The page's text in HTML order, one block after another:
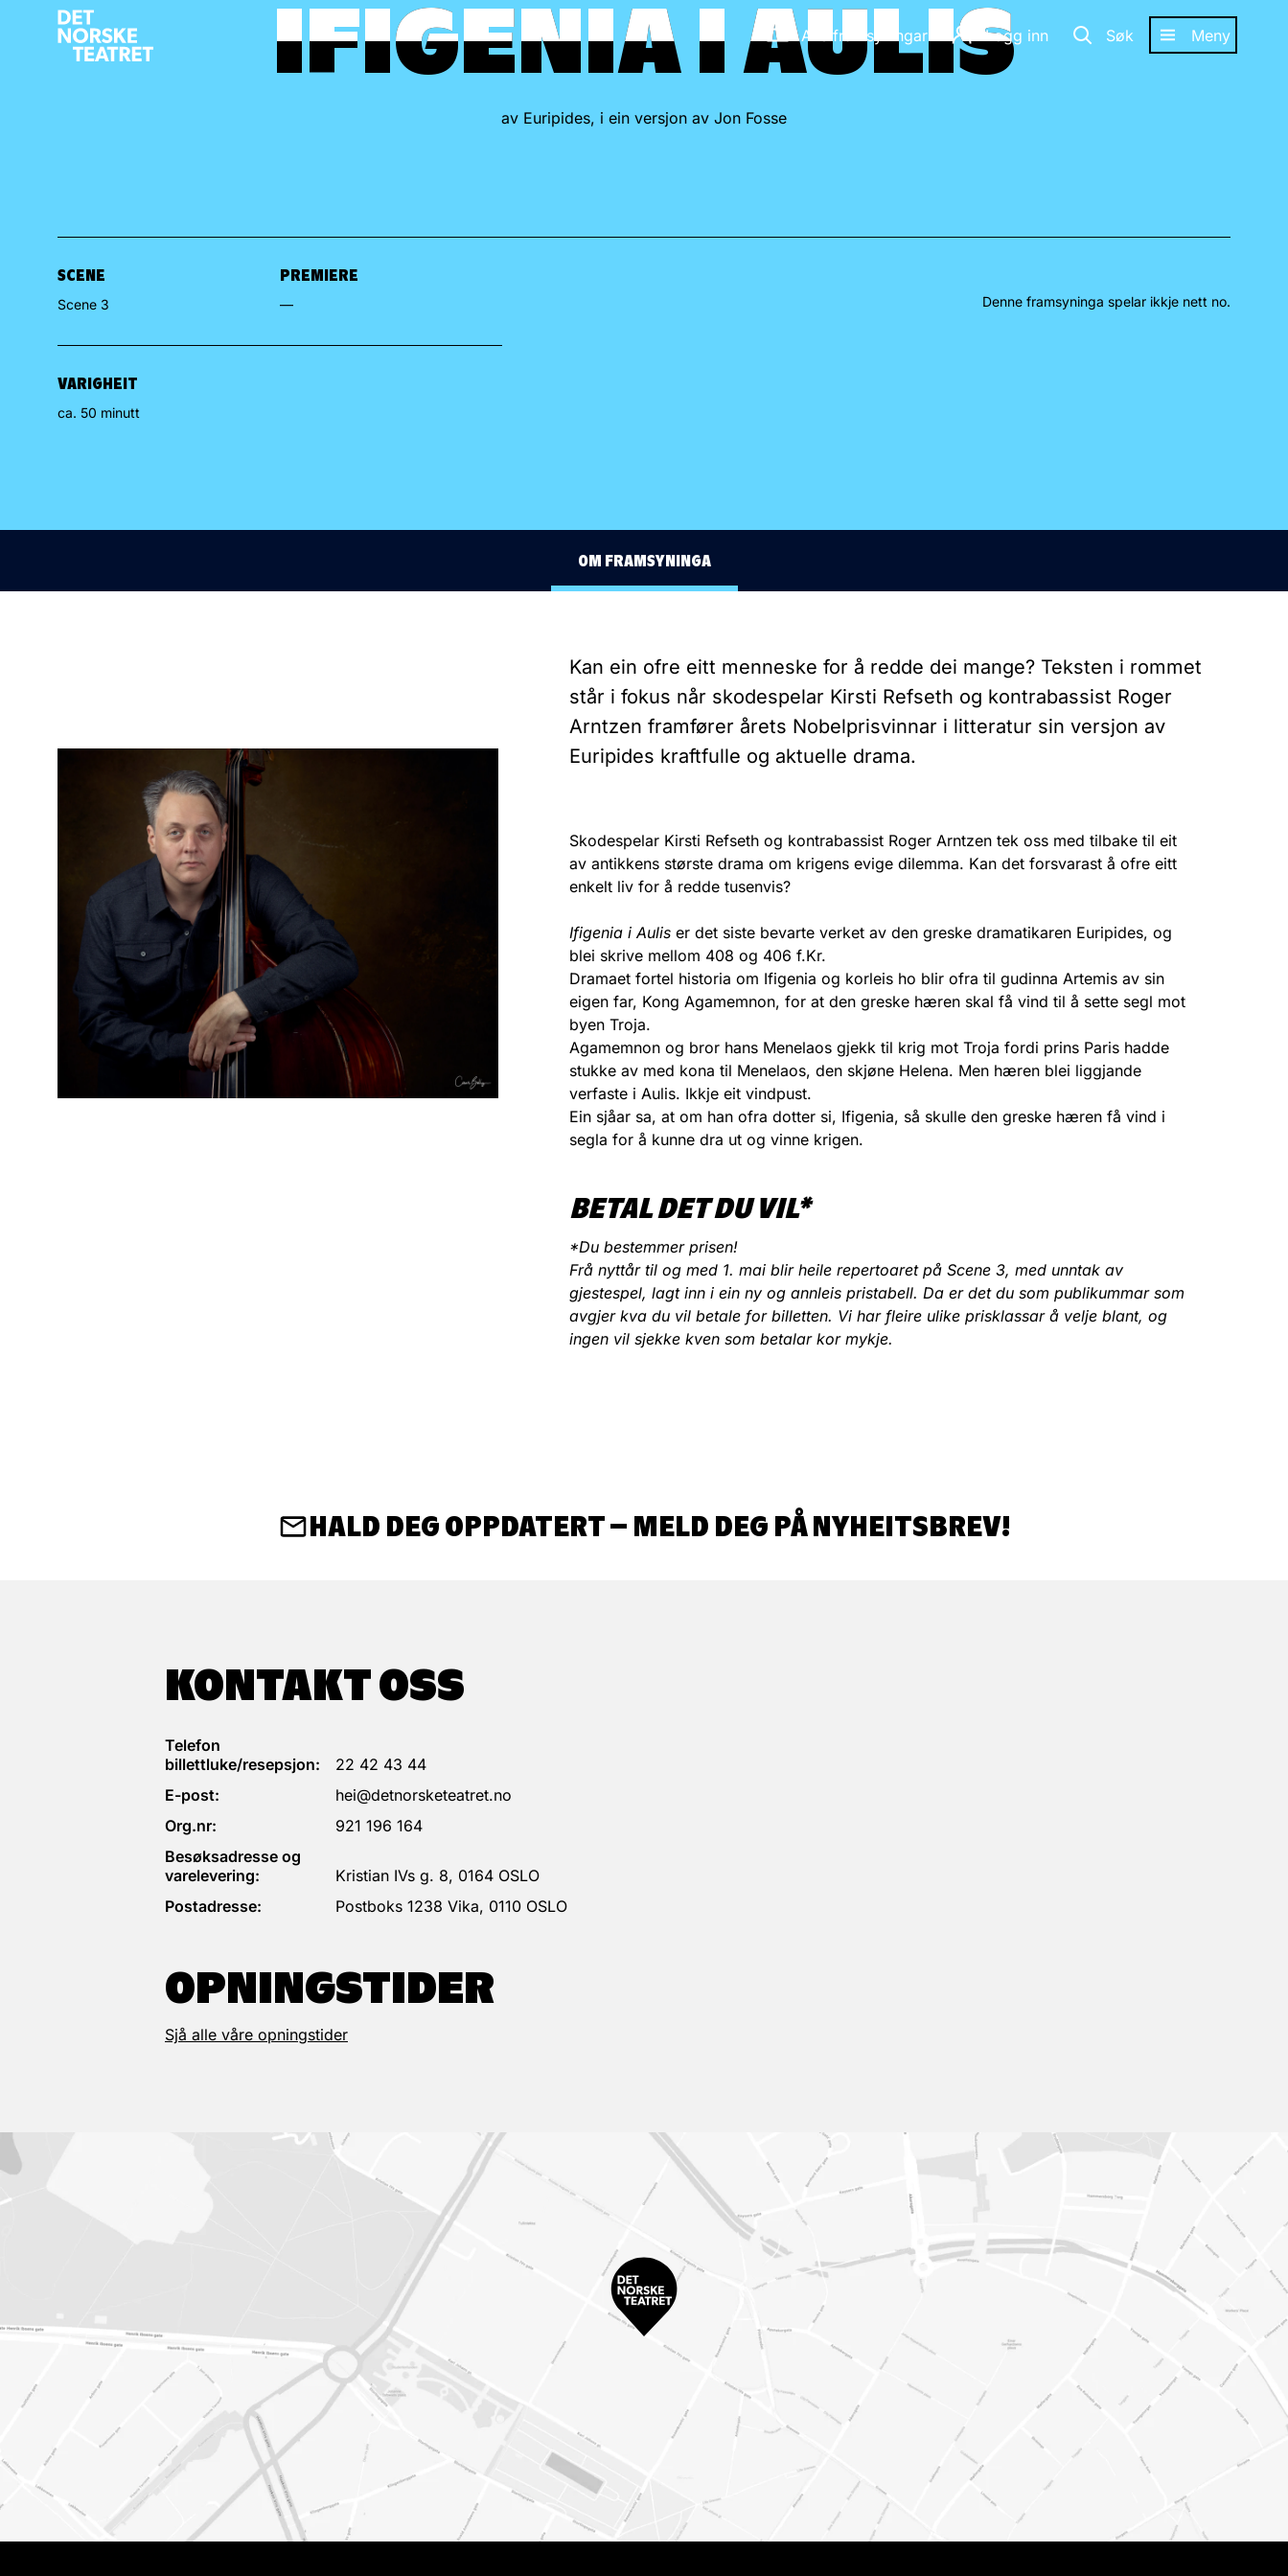
Alle framsyningar Logg inn Søk Meny
IFIGENIA I AULIS
IFIGENIA I AULIS
av Euripides, i ein versjon av Jon Fosse
SCENE
Scene 3
PREMIERE
—
VARIGHEIT
ca. 50 minutt
Denne framsyninga spelar ikkje nett no.
OM FRAMSYNINGA
Kan ein ofre eitt menneske for å redde dei mange? Teksten i rommet
står i fokus når skodespelar Kirsti Refseth og kontrabassist Roger
Arntzen framfører årets Nobelprisvinnar i litteratur sin versjon av
Euripides kraftfulle og aktuelle drama.
Skodespelar Kirsti Refseth og kontrabassist Roger Arntzen tek oss med tilbake til eit
av antikkens største drama om krigens evige dilemma. Kan det forsvarast å ofre eitt
enkelt liv for å redde tusenvis?
Ifigenia i Aulis er det siste bevarte verket av den greske dramatikaren Euripides, og
blei skrive mellom 408 og 406 f.Kr.
Dramaet fortel historia om Ifigenia og korleis ho blir ofra til gudinna Artemis av sin
eigen far, Kong Agamemnon, for at den greske hæren skal få vind til å sette segl mot
byen Troja.
Agamemnon og bror hans Menelaos gjekk til krig mot Troja fordi prins Paris hadde
stukke av med kona til Menelaos, den skjøne Helena. Men hæren blei liggjande
verfaste i Aulis. Ikkje eit vindpust.
Ein sjåar sa, at om han ofra dotter si, Ifigenia, så skulle den greske hæren få vind i
segla for å kunne dra ut og vinne krigen.
BETAL DET DU VIL*
*Du bestemmer prisen!
Frå nyttår til og med 1. mai blir heile repertoaret på Scene 3, med unntak av
gjestespel, lagt inn i ein ny og annleis pristabell. Da er det du som publikummar som
avgjer kva du vil betale for billetten. Vi har fleire ulike prisklassar å velje blant, og
ingen vil sjekke kven som betalar kor mykje.
HALD DEG OPPDATERT – MELD DEG PÅ NYHEITSBREV!
KONTAKT OSS
Telefon
billettluke/resepsjon:
22 42 43 44
E-post:
hei@detnorsketeatret.no
Org.nr:
921 196 164
Besøksadresse og
varelevering:
Kristian IVs g. 8, 0164 OSLO
Postadresse:
Postboks 1238 Vika, 0110 OSLO
OPNINGSTIDER
Sjå alle våre opningstider